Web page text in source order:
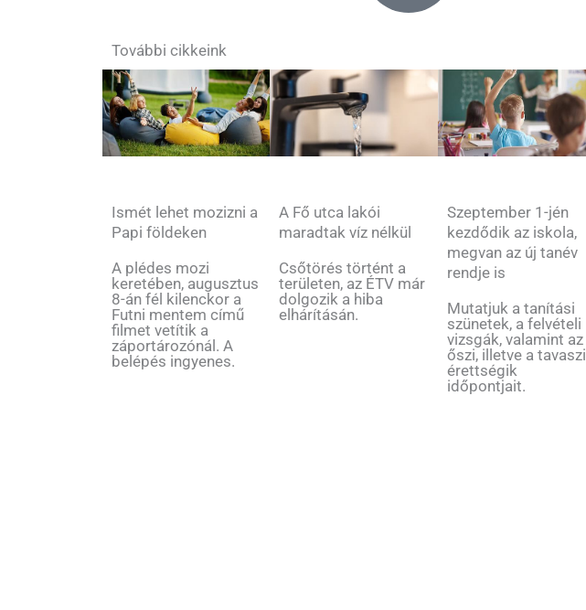
További cikkeink
Ismét lehet mozizni a
Papi földeken
A plédes mozi
keretében, augusztus
8-án fél kilenckor a
Futni mentem című
filmet vetítik a
záportározónál. A
belépés ingyenes.
A Fő utca lakói
maradtak víz nélkül
Csőtörés történt a
területen, az ÉTV már
dolgozik a hiba
elhárításán.
Szeptember 1-jén
kezdődik az iskola,
megvan az új tanév
rendje is
Mutatjuk a tanítási
szünetek, a felvételi
vizsgák, valamint az
őszi, illetve a tavaszi
érettségik
időpontjait.